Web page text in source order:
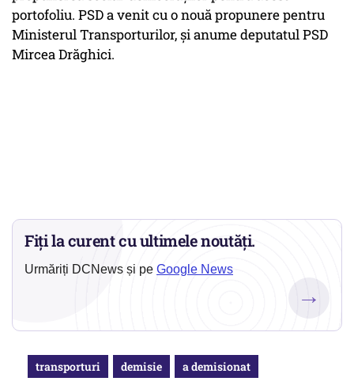
portofoliu. PSD a venit cu o nouă propunere pentru
Ministerul Transporturilor, şi anume deputatul PSD
Mircea Drăghici.
Fiți la curent cu ultimele noutăți.
Urmăriți DCNews și pe Google News
→
transporturi demisie a demisionat